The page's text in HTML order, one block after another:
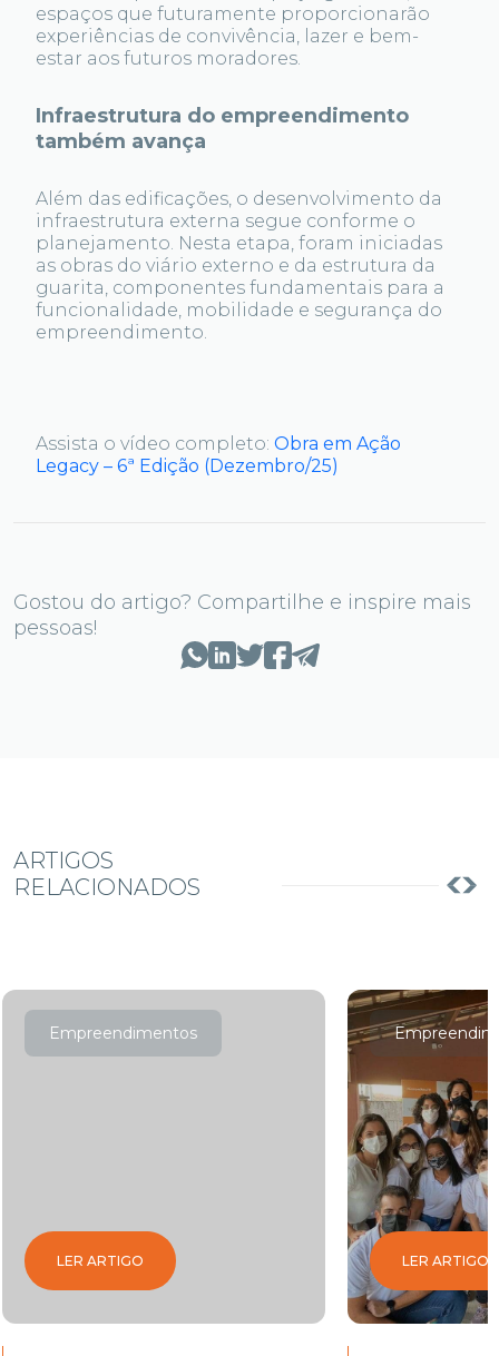
espaços que futuramente proporcionarão
experiências de convivência, lazer e bem-
estar aos futuros moradores.
Infraestrutura do empreendimento
também avança
Além das edificações, o desenvolvimento da
infraestrutura externa segue conforme o
planejamento. Nesta etapa, foram iniciadas
as obras do viário externo e da estrutura da
guarita, componentes fundamentais para a
funcionalidade, mobilidade e segurança do
empreendimento.
Assista o vídeo completo: Obra em Ação
Legacy – 6ª Edição (Dezembro/25)
Gostou do artigo? Compartilhe e inspire mais
pessoas!
ARTIGOS
RELACIONADOS
Empreendimentos
LER ARTIGO LER ARTIGO